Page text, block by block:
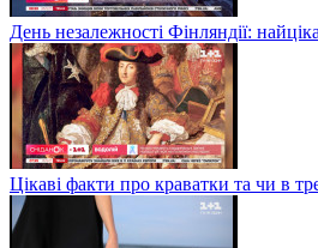
День незалежності Фінляндії:
Цікаві факти про краватки та чи в